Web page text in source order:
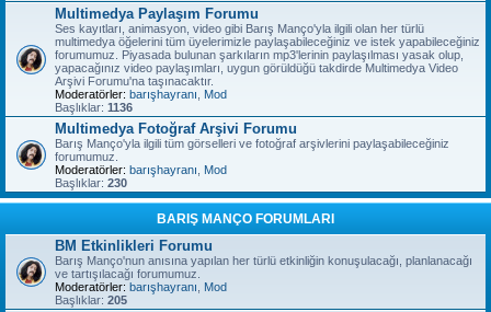
Multimedya Paylaşım Forumu
Ses kayıtları, animasyon, video gibi Barış Manço'yla ilgili olan her türlü
multimedya öğelerini tüm üyelerimizle paylaşabileceğiniz ve istek yapabileceğiniz
forumumuz. Piyasada bulunan şarkıların mp3'lerinin paylaşılması yasak olup,
yapacağınız video paylaşımları, uygun görüldüğü takdirde Multimedya Video
Arşivi Forumu'na taşınacaktır.
Moderatörler: barışhayranı
Mod
Başlıklar: 1136
Multimedya Fotoğraf Arşivi Forumu
Barış Manço'yla ilgili tüm görselleri ve fotoğraf arşivlerini paylaşabileceğiniz
forumumuz.
Moderatörler: barışhayranı
Mod
Başlıklar: 230
BARIŞ MANÇO FORUMLARI
BM Etkinlikleri Forumu
Barış Manço'nun anısına yapılan her türlü etkinliğin konuşulacağı, planlanacağı
ve tartışılacağı forumumuz.
Moderatörler: barışhayranı
Mod
Başlıklar: 205